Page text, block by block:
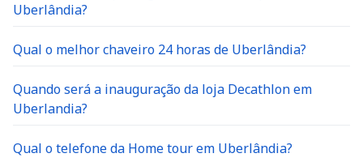
Uberlândia?
Qual o melhor chaveiro 24 horas de Uberlândia?
Quando será a inauguração da loja Decathlon em
Uberlandia?
Qual o telefone da Home tour em Uberlândia?